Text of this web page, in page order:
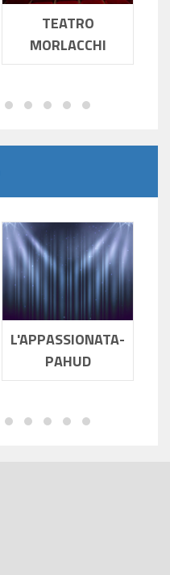
TEATRO
MORLACCHI
L'APPASSIONATA-
PAHUD